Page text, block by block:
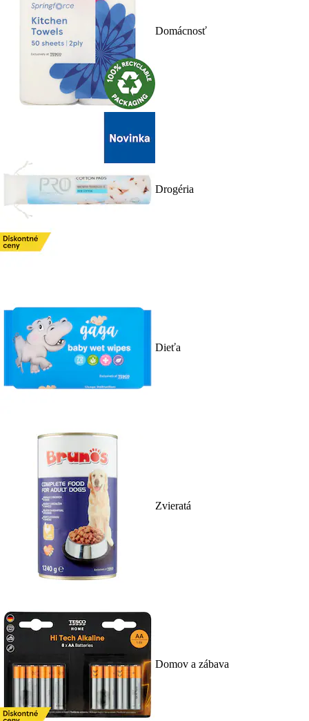
Domácnosť
Drogéria
Dieťa
Zvieratá
Domov a zábava